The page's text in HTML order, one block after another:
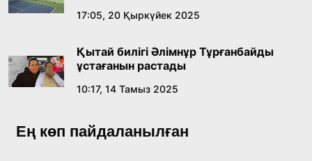
17:05, 20 Қыркүйек 2025
Қытай билігі Әлімнұр Тұрғанбайды
ұстағанын растады
10:17, 14 Тамыз 2025
Ең көп пайдаланылған